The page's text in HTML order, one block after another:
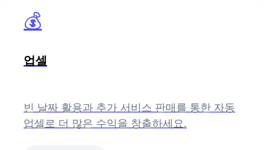
💰
업셀
빈 날짜 활용과 추가 서비스 판매를 통한 자동
업셀로 더 많은 수익을 창출하세요.